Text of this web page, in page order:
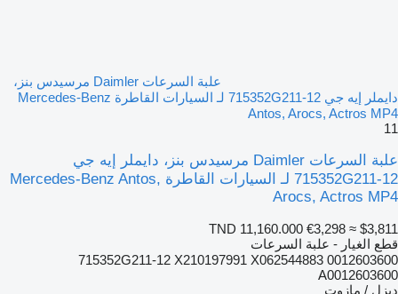
علبة السرعات Daimler مرسيدس بنز،
دايملر إيه جي 715352G211-12 لـ السيارات القاطرة Mercedes-Benz
Antos, Arocs, Actros MP4
11
علبة السرعات Daimler مرسيدس بنز، دايملر إيه جي
715352G211-12 لـ السيارات القاطرة Mercedes-Benz Antos,
Arocs, Actros MP4
TND 11,160.000 €3,298 ≈ $3,811
قطع الغيار - علبة السرعات
715352G211-12 X210197991 X062544883 0012603600
A0012603600
ديزل / مازوت